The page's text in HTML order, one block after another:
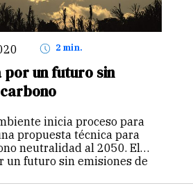
2 min.
por un futuro sin
inicia proceso para
propuesta técnica para
neutralidad al 2050. El
un futuro sin emisiones de
un conjunto…Continuar